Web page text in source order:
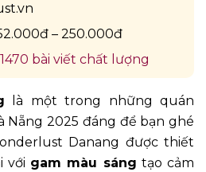
– 250.000đ
bài viết chất lượng
là một trong những quán
Nẵng 2025 đáng để bạn ghé
Danang được thiết
với gam màu sáng tạo cảm